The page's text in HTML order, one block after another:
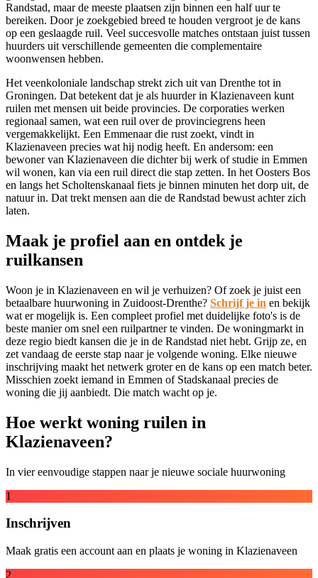
Randstad, maar de meeste plaatsen zijn binnen een half uur te
bereiken. Door je zoekgebied breed te houden vergroot je de kans
op een geslaagde ruil. Veel succesvolle matches ontstaan juist tussen
huurders uit verschillende gemeenten die complementaire
woonwensen hebben.
Het veenkoloniale landschap strekt zich uit van Drenthe tot in
Groningen. Dat betekent dat je als huurder in Klazienaveen kunt
ruilen met mensen uit beide provincies. De corporaties werken
regionaal samen, wat een ruil over de provinciegrens heen
vergemakkelijkt. Een Emmenaar die rust zoekt, vindt in
Klazienaveen precies wat hij nodig heeft. En andersom: een
bewoner van Klazienaveen die dichter bij werk of studie in Emmen
wil wonen, kan via een ruil direct die stap zetten. In het Oosters Bos
en langs het Scholtenskanaal fiets je binnen minuten het dorp uit, de
natuur in. Dat trekt mensen aan die de Randstad bewust achter zich
laten.
Maak je profiel aan en ontdek je
ruilkansen
Woon je in Klazienaveen en wil je verhuizen? Of zoek je juist een
betaalbare huurwoning in Zuidoost-Drenthe? Schrijf je in en bekijk
wat er mogelijk is. Een compleet profiel met duidelijke foto's is de
beste manier om snel een ruilpartner te vinden. De woningmarkt in
deze regio biedt kansen die je in de Randstad niet hebt. Grijp ze, en
zet vandaag de eerste stap naar je volgende woning. Elke nieuwe
inschrijving maakt het netwerk groter en de kans op een match beter.
Misschien zoekt iemand in Emmen of Stadskanaal precies de
woning die jij aanbiedt. Die match wacht op je.
Hoe werkt woning ruilen in
Klazienaveen?
In vier eenvoudige stappen naar je nieuwe sociale huurwoning
1
Inschrijven
Maak gratis een account aan en plaats je woning in Klazienaveen
2